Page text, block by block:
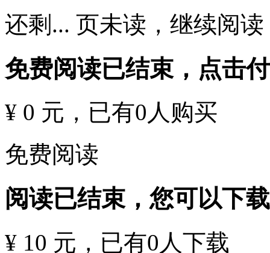
还剩 ... 页未读， 继续阅读
免费阅读已结束，点击
¥ 0 元 ，已有0 人购买
免费阅读
阅读已结束，您可以下
¥ 10 元 ，已有0 人下载